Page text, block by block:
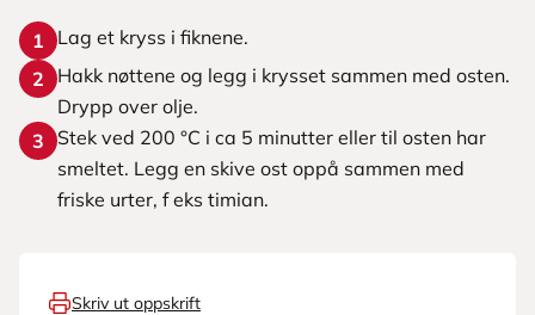
1
Lag et kryss i fiknene.
2
Hakk nøttene og legg i krysset sammen med osten.
Drypp over olje.
3
Stek ved 200 °C i ca 5 minutter eller til osten har
smeltet. Legg en skive ost oppå sammen med
friske urter, f eks timian.
Skriv ut oppskrift